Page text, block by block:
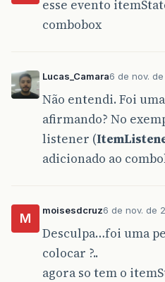
esse evento
combobox
Lucas_Camara6 de nov. de
Não entendi. Foi
afirmando? No
listener (
adicionado ao
M
moisesdcruz6 de nov. de
Desculpa…foi uma
colocar ?..
agora so tem o